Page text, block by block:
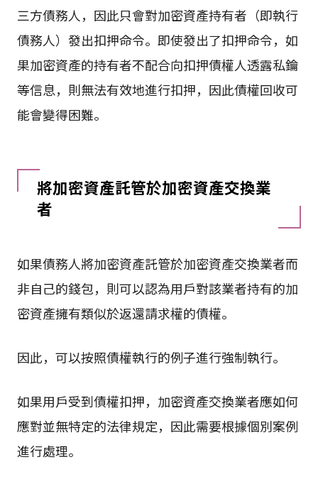
三方債務人，因此只會對加密資產持有者（即執行
債務人）發出扣押命令。即使發出了扣押命令，如
果加密資產的持有者不配合向扣押債權人透露私鑰
等信息，則無法有效地進行扣押，因此債權回收可
能會變得困難。
將加密資產託管於加密資產交換業
者
如果債務人將加密資產託管於加密資產交換業者而
非自己的錢包，則可以認為用戶對該業者持有的加
密資產擁有類似於返還請求權的債權。
因此，可以按照債權執行的例子進行強制執行。
如果用戶受到債權扣押，加密資產交換業者應如何
應對並無特定的法律規定，因此需要根據個別案例
進行處理。